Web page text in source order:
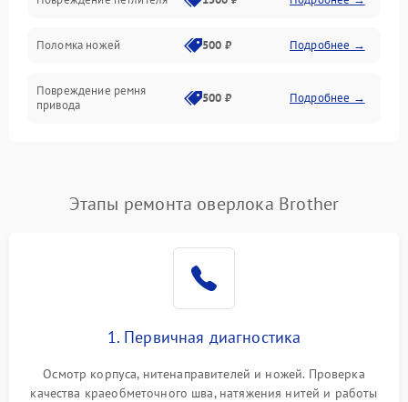
Поломка ножей 500 ₽ Подробнее →
Повреждение ремня
привода
500 ₽ Подробнее →
Неисправность системы
подачи масла
1500 ₽ Подробнее →
500 ₽
защиты от засоров
500 ₽ Подробнее →
Этапы ремонта оверлока Brother
1. Первичная диагностика
Осмотр корпуса, нитенаправителей и ножей. Проверка
качества краеобметочного шва, натяжения нитей и работы